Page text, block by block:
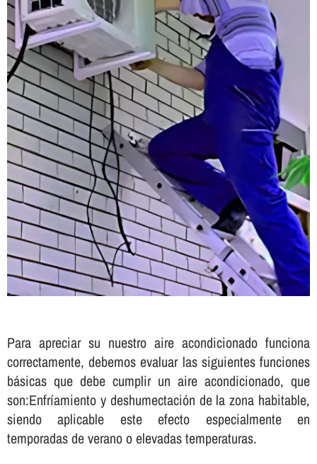
Para apreciar su nuestro aire acondicionado funciona
correctamente, debemos evaluar las siguientes funciones
básicas que debe cumplir un aire acondicionado, que
son:Enfrí­amiento y deshumectación de la zona habitable,
siendo aplicable este efecto especialmente en
temporadas de verano o elevadas temperaturas.